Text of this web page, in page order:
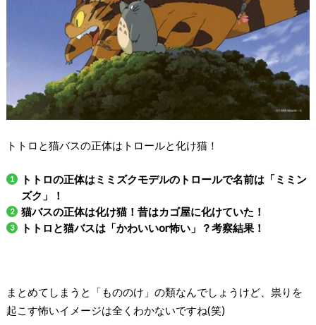
トトロと猫バスの正体はトロールと化け猫！
トトロの正体はミミズクモデルのトロールで名前は「ミミン
ズク」！
猫バスの正体は化け猫！昔はカゴ屋に化けていた！
トトロと猫バスは「かわいいor怖い」？考察結果！
まとめてしまうと「もののけ」の類なんでしょうけど、祟りを
起こす怖いイメージは全くわかないですね(笑)